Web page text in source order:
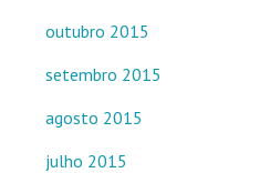
outubro 2015
setembro 2015
agosto 2015
julho 2015